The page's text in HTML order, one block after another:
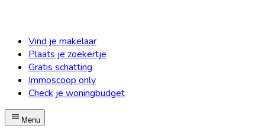
Vind je makelaar
Plaats je zoekertje
Gratis schatting
Immoscoop only
Check je woningbudget
Menu